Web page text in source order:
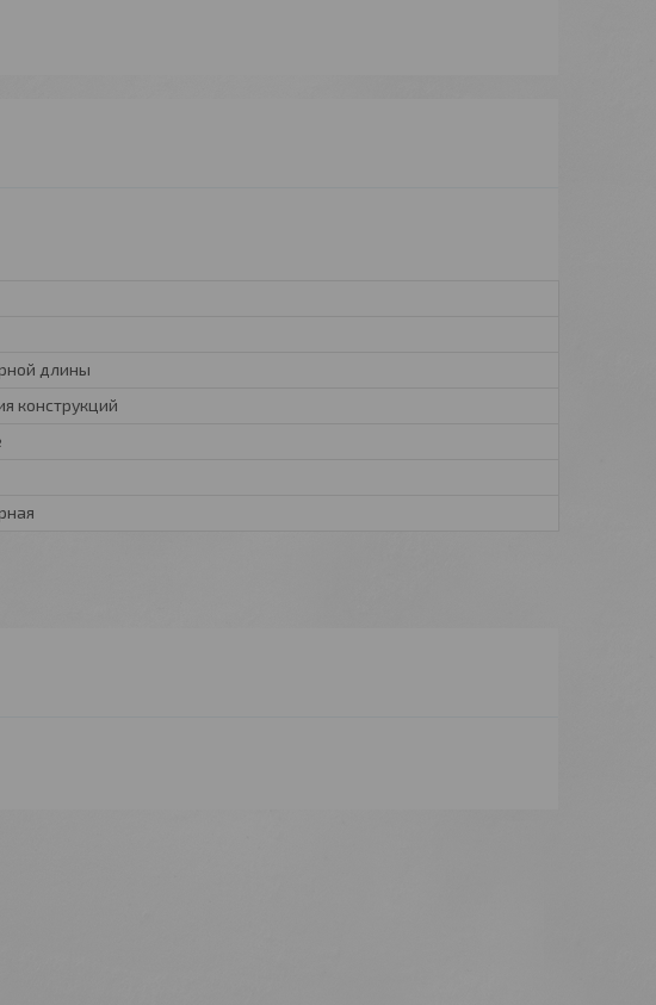
длины
конструкций